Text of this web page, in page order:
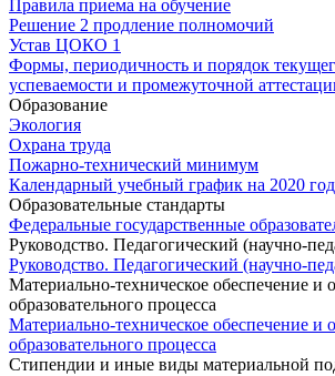
Правила приема на обучение
Решение 2 продление полномочий
Устав ЦОКО 1
Формы, периодичность и порядок
успеваемости и промежуточной
Образование
Экология
Охрана труда
Пожарно-технический минимум
Календарный учебный график на 2020 год
Образовательные стандарты
Федеральные государственные
Руководство. Педагогический (научно-
Руководство. Педагогический (научно-
Материально-техническое обеспечение и
образовательного процесса
Материально-техническое обеспечение и
образовательного процесса
Стипендии и иные виды материальной